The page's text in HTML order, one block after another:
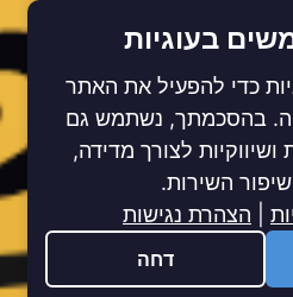
בעוגיות
כדי להפעיל את האתר
בהסכמתך, נשתמש גם
לצורך מדידה,
השירות.
| הצהרת נגישות
דחה